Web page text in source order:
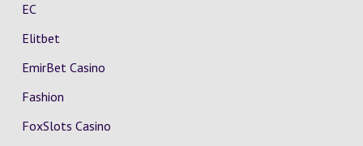
EC
Elitbet
EmirBet Casino
Fashion
FoxSlots Casino